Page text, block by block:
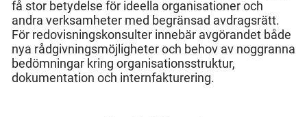
få stor betydelse för ideella organisationer och
andra verksamheter med begränsad avdragsrätt.
För redovisningskonsulter innebär avgörandet både
nya rådgivningsmöjligheter och behov av noggranna
bedömningar kring organisationsstruktur,
dokumentation och internfakturering.